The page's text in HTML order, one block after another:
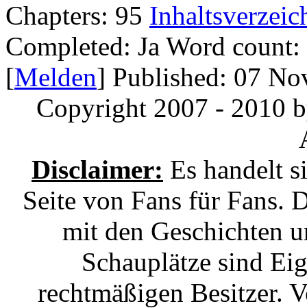
Chapters: 95
Completed: Ja Word count:
[Melden] Published: 07
Copyright 2007 - 2010
Disclaimer: Es handelt
Seite von Fans für Fans.
mit den Geschichten
Schauplätze sind
rechtmäßigen Besitzer.